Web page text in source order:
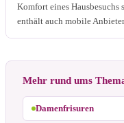
Komfort eines Hausbesuchs
enthält auch mobile
Mehr rund ums
Damenfrisuren